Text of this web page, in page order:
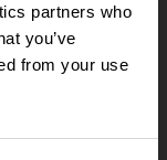
partners who
you’ve
from your use